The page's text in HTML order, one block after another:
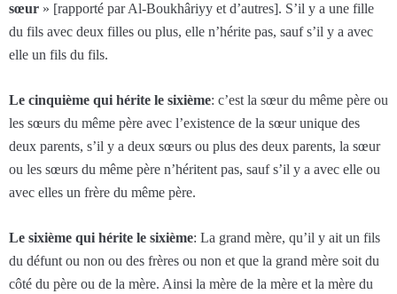
sœur » [rapporté par Al-Boukhâriyy et d’autres]. S’il y a une fille
du fils avec deux filles ou plus, elle n’hérite pas, sauf s’il y a avec
elle un fils du fils.
Le cinquième qui hérite le sixième: c’est la sœur du même père ou
les sœurs du même père avec l’existence de la sœur unique des
deux parents, s’il y a deux sœurs ou plus des deux parents, la sœur
ou les sœurs du même père n’héritent pas, sauf s’il y a avec elle ou
avec elles un frère du même père.
Le sixième qui hérite le sixième: La grand mère, qu’il y ait un fils
du défunt ou non ou des frères ou non et que la grand mère soit du
côté du père ou de la mère. Ainsi la mère de la mère et la mère du